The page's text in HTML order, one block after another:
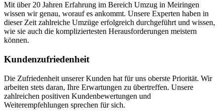
Mit über 20 Jahren Erfahrung im Bereich Umzug in Meiringen
wissen wir genau, worauf es ankommt. Unsere Experten haben in
dieser Zeit zahlreiche Umzüge erfolgreich durchgeführt und wissen,
wie sie auch die kompliziertesten Herausforderungen meistern
können.
Kundenzufriedenheit
Die Zufriedenheit unserer Kunden hat für uns oberste Priorität. Wir
arbeiten stets daran, Ihre Erwartungen zu übertreffen. Unsere
zahlreichen positiven Kundenbewertungen und
Weiterempfehlungen sprechen für sich.